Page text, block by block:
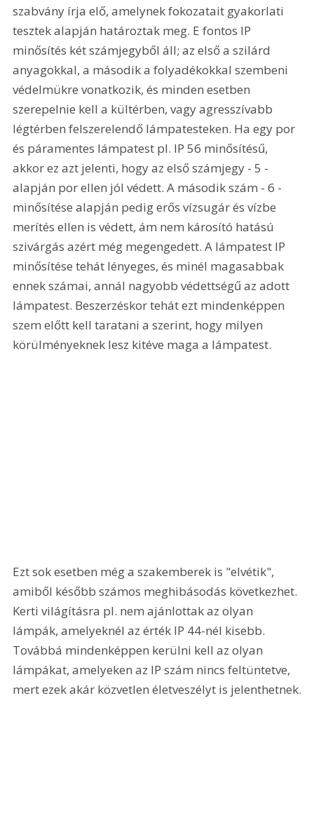
szabvány írja elő, amelynek fokozatait gyakorlati
tesztek alapján határoztak meg. E fontos IP
minősítés két számjegyből áll; az első a szilárd
anyagokkal, a második a folyadékokkal szembeni
védelmükre vonatkozik, és minden esetben
szerepelnie kell a kültérben, vagy agresszívabb
légtérben felszerelendő lámpatesteken. Ha egy por
és páramentes lámpatest pl. IP 56 minősítésű,
akkor ez azt jelenti, hogy az első számjegy - 5 -
alapján por ellen jól védett. A második szám - 6 -
minősítése alapján pedig erős vízsugár és vízbe
merítés ellen is védett, ám nem károsító hatású
szivárgás azért még megengedett. A lámpatest IP
minősítése tehát lényeges, és minél magasabbak
ennek számai, annál nagyobb védettségű az adott
lámpatest. Beszerzéskor tehát ezt mindenképpen
szem előtt kell taratani a szerint, hogy milyen
körülményeknek lesz kitéve maga a lámpatest.
Ezt sok esetben még a szakemberek is "elvétik",
amiből később számos meghibásodás következhet.
Kerti világításra pl. nem ajánlottak az olyan
lámpák, amelyeknél az érték IP 44-nél kisebb.
Továbbá mindenképpen kerülni kell az olyan
lámpákat, amelyeken az IP szám nincs feltüntetve,
mert ezek akár közvetlen életveszélyt is jelenthetnek.